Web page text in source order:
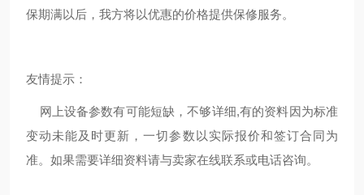
保期满以后，我方将以优惠的价格提供保修服务。
友情提示：
网上设备参数有可能短缺，不够详细,有的资料因为标准
变动未能及时更新，一切参数以实际报价和签订合同为
准。如果需要详细资料请与卖家在线联系或电话咨询。